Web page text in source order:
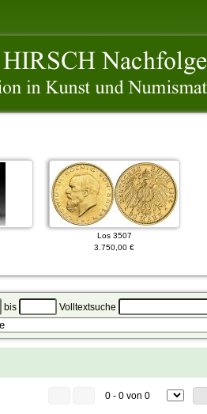
Los 3507
3.750,00 €
bis
Volltextsuche
0 - 0 von 0